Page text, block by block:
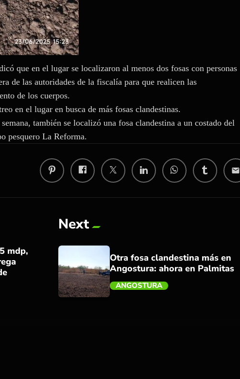
que en el lugar se localizaron al menos dos fosas con personas
de las autoridades de la fiscalía para que realicen las
de los cuerpos.
en el lugar en busca de más fosas clandestinas.
también se localizó una fosa clandestina a un costado del
pesquero La Reforma.
email
mdp,
Next
Otra fosa clandestina más en
Angostura: ahora en Palmitas
ANGOSTURA